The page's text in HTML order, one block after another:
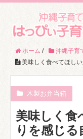
ホーム / 沖縄子育
美味しく食べてほし
木製お弁当箱
美味しく食
りを感じる